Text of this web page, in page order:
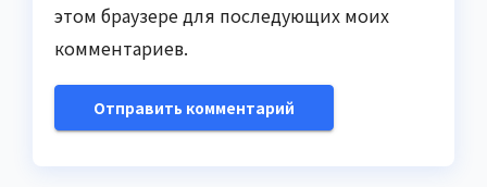
этом браузере для последующих моих
комментариев.